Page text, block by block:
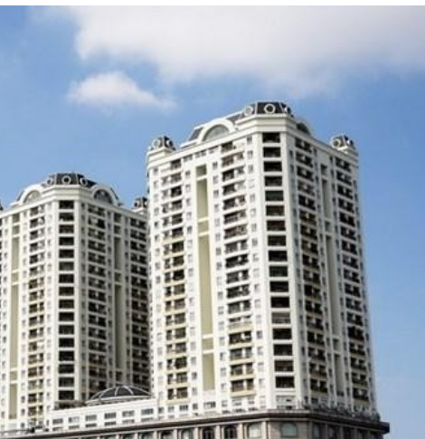
ngôi
của Hà
Xin lỗi, rồi sao nữa?!
Lê Xuân Thọ